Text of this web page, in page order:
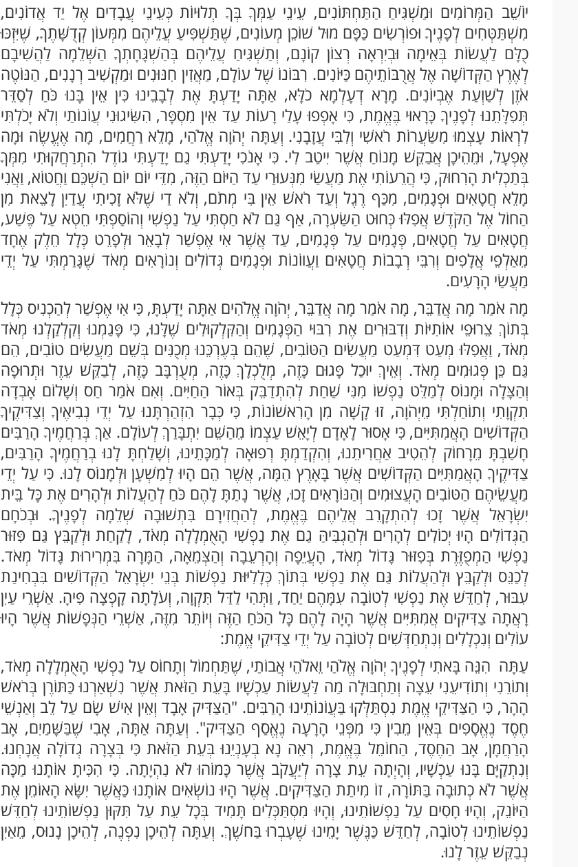
יוֹשֵׁב הַמְּרוֹמִים וּמַשְׁגִּיחַ הַתַּחְתּוֹנִים, עֵינֵי עַמְּךָ בְּךָ תְלוּיוֹת כְּעֵינֵי עֲבָדִים אֶל יַד אֲדוֹנִים,
מִשְׁתַּטְּחִים לְפָנֶיךָ וּפוֹרְשִׂים כַּפָּם מוּל שׁוֹכֵן מְעוֹנִים, שֶׁתַּשְׁפִּיעַ עֲלֵיהֶם מִמְּעוֹן קְדֻשָּׁתֶךָ, שֶׁיִּזְכּוּ
כֻלָּם לַעֲשׂוֹת בְּאֵימָה וּבְיִרְאָה רְצוֹן קוֹנָם, וְתַשְׁגִּיחַ עֲלֵיהֶם בְּהַשְׁגָּחָתְךָ הַשְּׁלֵמָה לַהֲשִׁיבָם
לְאֶרֶץ הַקְּדוֹשָׁה אֶל אֲרֻבּוֹתֵיהֶם כַּיּוֹנִים. רִבּוֹנוֹ שֶׁל עוֹלָם, מַאֲזִין חִנּוּנִים וּמַקְשִׁיב רְנָנִים, הַנּוֹטֶה
אֹזֶן לְשַׁוְעַת אֶבְיוֹנִים. מָרָא דְעָלְמָא כֹלָּא, אַתָּה יָדַעְתָּ אֶת לְבָבֵינוּ כִּין אֵין בָּנוּ כֹּחַ לְסַדֵּר
תְּפִלָּתֵנוּ לְפָנֶיךָ כָּרָאוּי בֶּאֱמֶת, כִּי אָפְפוּ עָלַי רָעוֹת עַד אֵין מִסְפָּר, הִשִּׂיגוּנִי עֲוֹנוֹתַי וְלֹא יָכֹלְתִּי
לִרְאוֹת עָצְמוּ מִשַּׂעֲרוֹת רֹאשִׁי וְלִבִּי עֲזָבָנִי. וְעַתָּה יְהֹוָה אֱלֹהַי, מָלֵא רַחֲמִים, מָה אֶעֱשֶׂה וּמָה
אֶפְעָל, וּמֵהֵיכָן אֲבַקֵּשׁ מָנוֹחַ אֲשֶׁר יִיטַב לִי. כִּי אָנֹכִי יָדַעְתִּי גַם יָדַעְתִּי גוֹדֶל הִתְרַחֲקוּתִי מִמְּךָ
בְּתַכְלִית הָרִחוּק, כִּי הֲרֵעוֹתִי אֶת מַעֲשַׂי מִנְּעוּרַי עַד הַיּוֹם הַזֶּה, מִדֵּי יוֹם יוֹם הַשְׁכֵּם וַחֲטוֹא, וַאֲנִי
מָלֵא חֲטָאִים וּפְגָמִים, מִכַּף רֶגֶל וְעַד רֹאשׁ אֵין בִּי מְתֹם, וְלֹא דַי שֶׁלֹּא זָכִיתִי עֲדַיִן לָצֵאת מִן
הַחוֹל אֶל הַקֹּדֶשׁ אֲפִלּוּ כְּחוּט הַשַּׂעְרָה, אַף גַּם לֹא חַסְתִּי עַל נַפְשִׁי וְהוֹסַפְתִּי חֵטְא עַל פֶּשַׁע,
חֲטָאִים עַל חֲטָאִים, פְּגָמִים עַל פְּגָמִים, עַד אֲשֶׁר אִי אֶפְשַׁר לְבָאֵר וּלְפָרֵט כְּלָל חֵלֶק אֶחָד
מֵאַלְפֵי אֲלָפִים וְרִבֵּי רְבָבוֹת חֲטָאִים וַעֲווֹנוֹת וּפְגָמִים גְּדוֹלִים וְנוֹרָאִים מְאֹד שֶׁגָּרַמְתִּי עַל יְדֵי
מַעֲשַׂי הָרָעִים.
מָה אֹמַר מָה אֲדַבֵּר, מָה אֹמַר מָה אֲדַבֵּר, יְהֹוָה אֱלֹהִים אַתָּה יָדַעְתָּ, כִּי אִי אֶפְשַׁר לְהַכְנִיס כְּלָל
בְּתוֹךְ צֵרוּפֵי אוֹתִיּוֹת וְדִבּוּרִים אֶת רִבּוּי הַפְּגָמִים וְהַקִּלְקוּלִים שֶׁלָּנוּ, כִּי פָּגַמְנוּ וְקִלְקַלְנוּ מְאֹד
מְאֹד, וַאֲפִלּוּ מְעַט דִּמְעַט מַעֲשִׂים הַטּוֹבִים, שֶׁהֵם בְּעֶרְכֵּנוּ מְכֻנִּים בְּשֵׁם מַעֲשִׂים טוֹבִים, הֵם
גַּם כֵּן פְּגוּמִים מְאֹד. וְאֵיךְ יוּכַל פָּגוּם כָּזֶה, מְלֻכְלָךְ כָּזֶה, מְעֻרְבָּב כָּזֶה, לְבַקֵּשׁ עֵזֶר וּתְרוּפָה
וְהַצָּלָה וּמָנוֹס לְמַלֵּט נַפְשׁוֹ מִנִּי שַׁחַת לְהִתְדַבֵּק בְּאוֹר הַחַיִּים. וְאִם אֹמַר חַס וְשָׁלוֹם אָבְדָה
תִקְוָתִי וְתוֹחַלְתִּי מֵיְהֹוָה, זוּ קָשָׁה מִן הָרִאשׁוֹנוֹת, כִּי כְּבָר הִזְהַרְתָּנוּ עַל יְדֵי נְבִיאֶיךָ וְצַדִּיקֶיךָ
הַקְּדוֹשִׁים הָאֲמִתִּיִּים, כִּי אָסוּר לָאָדָם לְיָאֵשׁ עַצְמוֹ מֵהַשֵּׁם יִתְבָּרַךְ לְעוֹלָם. אַךְ בְּרַחֲמֶיךָ הָרַבִּים
חָשַׁבְתָּ מֵרָחוֹק לְהֵטִיב אַחֲרִיתֵנוּ, וְהִקְדַמְתָּ רְפוּאָה לְמַכָּתֵינוּ, וְשָׁלַחְתָּ לָנוּ בְרַחֲמֶיךָ הָרַבִּים,
צַדִּיקֶיךָ הָאֲמִתִּיִּים הַקְּדוֹשִׁים אֲשֶׁר בָּאָרֶץ הֵמָּה, אֲשֶׁר הֵם הָיוּ לְמִשְׁעָן וּלְמָנוֹס לָנוּ. כִּי עַל יְדֵי
מַעֲשֵׂיהֶם הַטּוֹבִים הָעֲצוּמִים וְהַנּוֹרָאִים זָכוּ, אֲשֶׁר נָתַתָּ לָהֶם כֹּחַ לְהַעֲלוֹת וּלְהָרִים אֶת כָּל בֵּית
יִשְׂרָאֵל אֲשֶׁר זָכוּ לְהִתְקָרֵב אֲלֵיהֶם בֶּאֱמֶת, לְהַחֲזִירָם בִּתְשׁוּבָה שְׁלֵמָה לְפָנֶיךָ. וּבְכֹחָם
הַגְּדוֹלִים הָיוּ יְכוֹלִים לְהָרִים וּלְהַגְבִּיהַּ גַם אֶת נַפְשִׁי הָאֻמְלָלָה מְאֹד, לָקַחַת וּלְקַבֵּץ גַּם פִּזּוּר
נַפְשִׁי הַמְפֻזֶּרֶת בְּפִזּוּר גָּדוֹל מְאֹד, הָעֲיֵפָה וְהָרְעֵבָה וְהַצְּמֵאָה, הַמָּרָה בִּמְרִירוּת גָּדוֹל מְאֹד.
לְכַנֵּס וּלְקַבֵּץ וּלְהַעֲלוֹת גַּם אֶת נַפְשִׁי בְּתוֹךְ כְּלָלִיּוּת נַפְשׁוֹת בְּנֵי יִשְׂרָאֵל הַקְּדוֹשִׁים בִּבְחִינַת
עִבּוּר, לְחַדֵּשׁ אֶת נַפְשִׁי לְטוֹבָה עִמָּהֶם יַחַד, וַתְּהִי לַדַּל תִּקְוָה, וְעֹלָתָה קָפְצָה פִּיהָ. אַשְׁרֵי עַיִן
רָאֲתָה צַדִּיקִים אֲמִתִּיִּים אֲשֶׁר הָיָה לָהֶם כָּל הַכֹּחַ הַזֶּה וְיוֹתֵר מִזֶּה, אַשְׁרֵי הַנְּפָשׁוֹת אֲשֶׁר הָיוּ
עוֹלִים וְנִכְלָלִים וְנִתְחַדְּשִׁים לְטוֹבָה עַל יְדֵי צַדִּיקֵי אֱמֶת:
עַתָּה הִנֵּה בָּאתִי לְפָנֶיךָ יְהֹוָה אֱלֹהַי וֵאלֹהֵי אֲבוֹתַי, שֶׁתַּחְמוֹל וְתָחוֹס עַל נַפְשִׁי הָאֻמְלָלָה מְאֹד,
וְתוֹרֵנִי וְתוֹדִיעֵנִי עֵצָה וְתַחְבּוּלָה מַה לַּעֲשׂוֹת עַכְשָׁיו בָּעֵת הַזֹּאת אֲשֶׁר נִשְׁאַרְנוּ כַּתּוֹרֶן בְּרֹאשׁ
הָהָר, כִּי הַצַּדִּיקֵי אֱמֶת נִסְתַּלְּקוּ בַּעֲוֹנוֹתֵינוּ הָרַבִּים. "הַצַּדִּיק אָבָד וְאֵין אִישׁ שָׂם עַל לֵב וְאַנְשֵׁי
חֶסֶד נֶאֱסָפִים בְּאֵין מֵבִין כִּי מִפְּנֵי הָרָעָה נֶאֱסַף הַצַּדִּיק". וְעַתָּה אַתָּה, אָבִי שֶׁבַּשָּׁמַיִם, אָב
הָרַחֲמָן, אָב הַחֶסֶד, הַחוֹמֵל בֶּאֱמֶת, רְאֵה נָא בְעָנְיֵנוּ בְּעֵת הַזֹּאת כִּי בְּצָרָה גְדוֹלָה אֲנָחְנוּ.
וְנִתְקַיָּם בָּנוּ עַכְשָׁיו, וְהָיְתָה עֵת צָרָה לְיַעֲקֹב אֲשֶׁר כָּמוֹהוּ לֹא נִהְיָתָה. כִּי הִכִּיתָ אוֹתָנוּ מַכָּה
אֲשֶׁר לֹא כְתוּבָה בַּתּוֹרָה, זוֹ מִיתַת הַצַּדִּיקִים. אֲשֶׁר הָיוּ נוֹשְׂאִים אוֹתָנוּ כַּאֲשֶׁר יִשָּׂא הָאוֹמֵן אֶת
הַיּוֹנֵק, וְהָיוּ חָסִים עַל נַפְשׁוֹתֵינוּ, וְהָיוּ מִסְתַּכְּלִים תָּמִיד בְּכָל עֵת עַל תִּקּוּן נַפְשׁוֹתֵינוּ לְחַדֵּשׁ
נַפְשׁוֹתֵינוּ לְטוֹבָה, לְחַדֵּשׁ כַּנֶּשֶׁר יָמֵינוּ שֶׁעָבְרוּ בַּחשֶׁךְ. וְעַתָּה לְהֵיכָן נִפְנֶה, לְהֵיכָן נָנוּס, מֵאַיִן
נְבַקֵּשׁ עֵזֶר לָנוּ.